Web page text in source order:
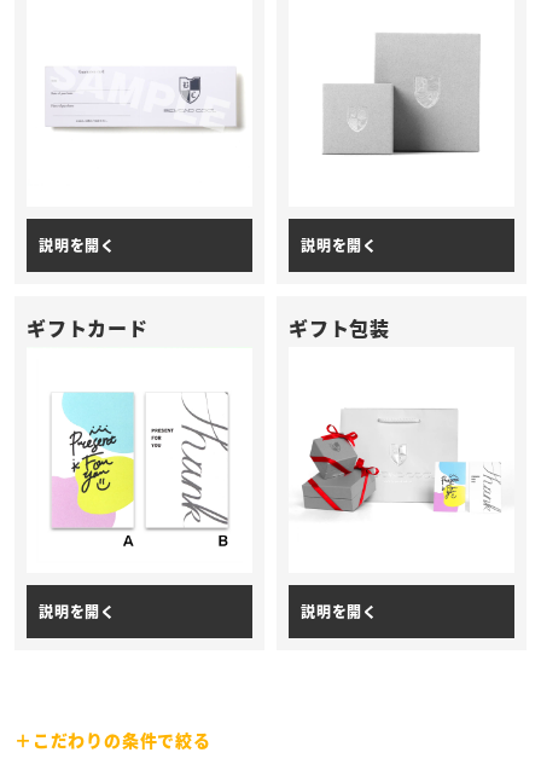
ギフトカード ギフト包装
こだわりの条件で絞る